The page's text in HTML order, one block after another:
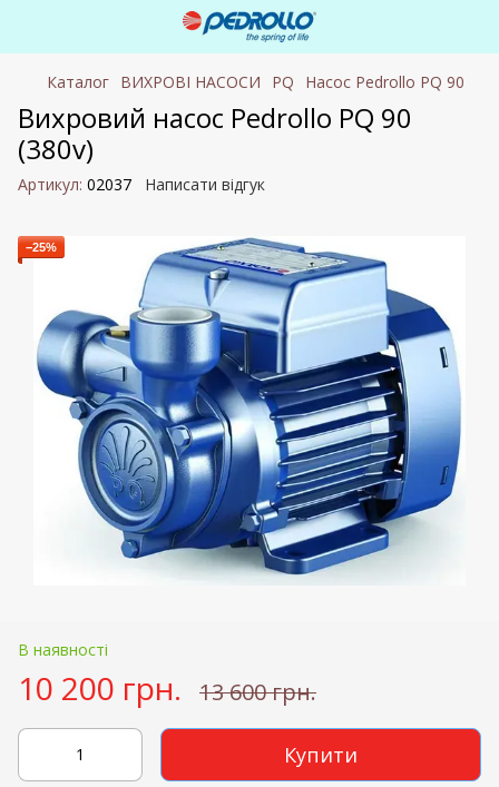
Каталог ВИХРОВІ НАСОСИ PQ Насос Pedrollo PQ 90
Вихровий насос Pedrollo PQ 90
(380v)
Артикул: 02037 Написати відгук
−25%
В наявності
10 200 грн. 13 600 грн.
Купити